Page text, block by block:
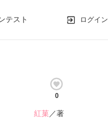
テスト ログイン
0
紅菓／著